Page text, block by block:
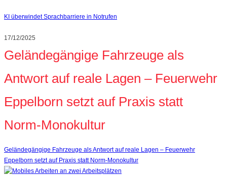
KI überwindet Sprachbarriere in Notrufen
17/12/2025
Geländegängige Fahrzeuge als
Antwort auf reale Lagen – Feuerwehr
Eppelborn setzt auf Praxis statt
Norm‑Monokultur
Geländegängige Fahrzeuge als Antwort auf reale Lagen – Feuerwehr
Eppelborn setzt auf Praxis statt Norm‑Monokultur